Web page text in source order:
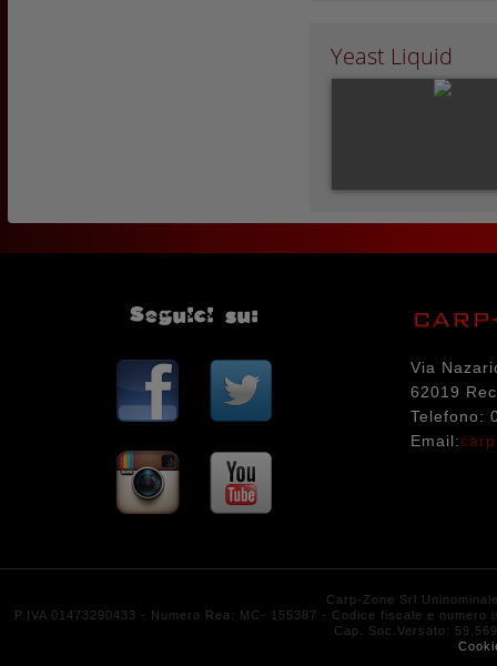
Yeast Liquid
Seguici su:
Via
62019
Telefono:
Email:
Carp-Zone Srl
P.IVA 01473290433 - Numero Rea: MC- 155387 - Codice fiscale e
Cap. Soc.Versato: